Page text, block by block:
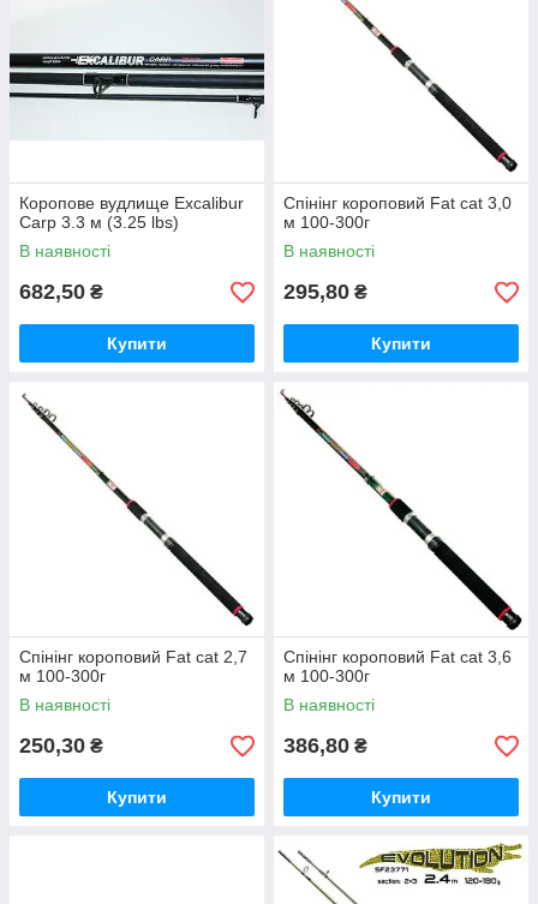
Коропове вудлище Excalibur
Carp 3.3 м (3.25 lbs)
В наявності
682,50 ₴
Купити
Спінінг короповий Fat cat 3,0
м 100-300г
В наявності
295,80 ₴
Купити
Спінінг короповий Fat cat 2,7
м 100-300г
В наявності
250,30 ₴
Купити
Спінінг короповий Fat cat 3,6
м 100-300г
В наявності
386,80 ₴
Купити